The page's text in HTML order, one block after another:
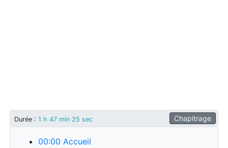
Durée : 1 h 47 min 25 sec Chapitrage
00:00 Accueil